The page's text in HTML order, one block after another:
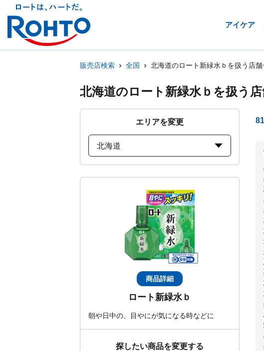
アイケア
販売店検索 全国 北海道のロート新緑水ｂを扱う店舗
北海道のロート新緑水ｂを扱う
エリアを変更
北海道
商品詳細
ロート新緑水ｂ
朝や日中の、目やにが気になる時などに
探したい商品を変更する